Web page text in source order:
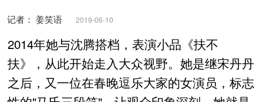
记者： 姜笑语 2019-06-10
2014年她与沈腾搭档，表演小品《扶不
扶》，从此开始走入大众视野。她是继宋丹丹
之后，又一位在春晚逗乐大家的女演员，标志